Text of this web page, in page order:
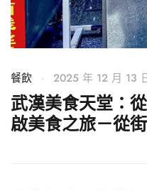
餐飲 2025 年 12 月 13
武漢美食天堂：
啟美食之旅－從